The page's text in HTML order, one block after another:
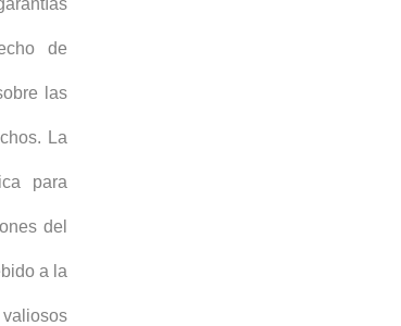
de
las
La
para
del
a la